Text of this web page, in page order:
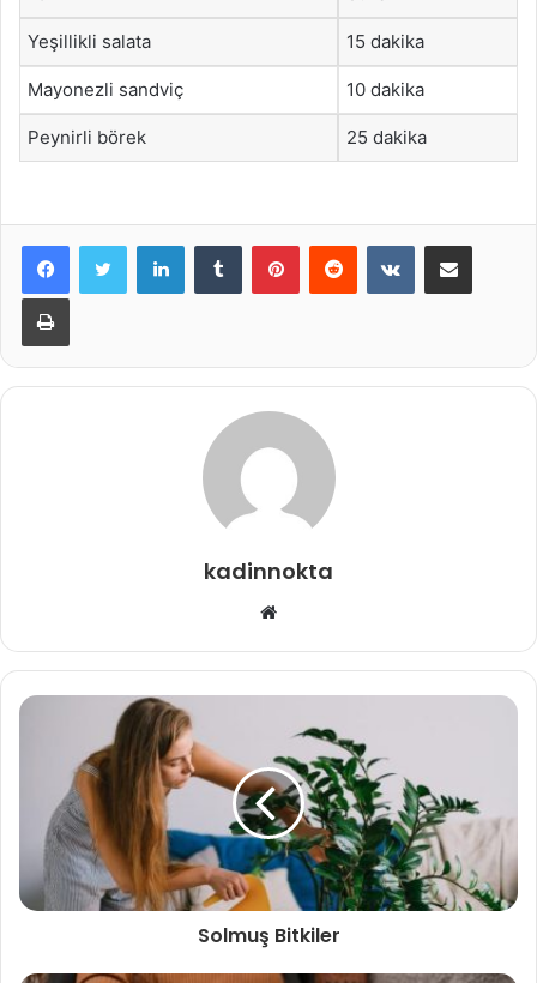
Yeşillikli salata 15 dakika
Mayonezli sandviç 10 dakika
Peynirli börek 25 dakika
LinkedInTumblr PinterestReddit VKontakteE-Posta ile paylaş
Yazdır
kadinnokta
Web
Solmuş Bitkiler